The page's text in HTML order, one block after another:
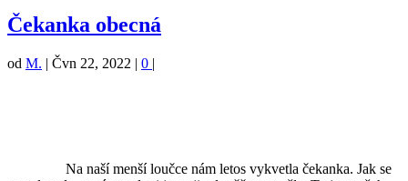
Čekanka obecná
od M. | Čvn 22, 2022 | 0 |
Na naší menší loučce nám letos vykvetla čekanka. Jak se